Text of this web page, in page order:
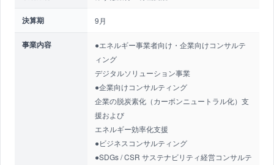
決算期 9月
事業内容
●エネルギー事業者向け・企業向けコンサルテ
ィング
デジタルソリューション事業
●企業向けコンサルティング
企業の脱炭素化（カーボンニュートラル化）支
援および
エネルギー効率化支援
●ビジネスコンサルティング
●SDGs / CSR サステナビリティ経営コンサルテ